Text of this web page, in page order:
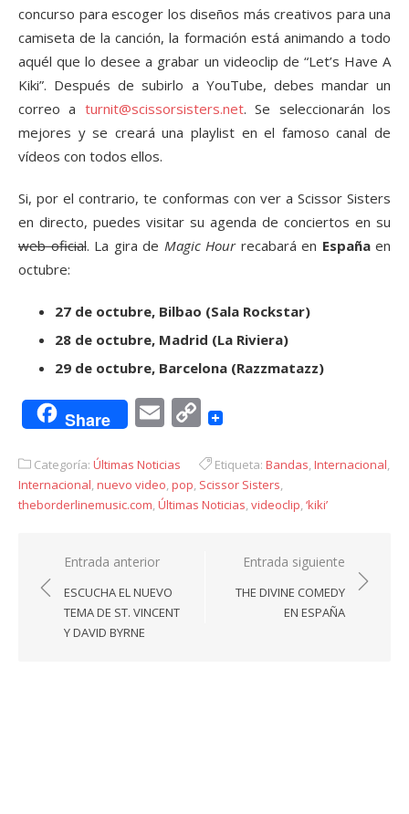
concurso para escoger los diseños más creativos para una
camiseta de la canción, la formación está animando a todo
aquél que lo desee a grabar un videoclip de “Let’s Have A
Kiki”. Después de subirlo a YouTube, debes mandar un
correo a turnit@scissorsisters.net. Se seleccionarán los
mejores y se creará una playlist en el famoso canal de
vídeos con todos ellos.
Si, por el contrario, te conformas con ver a Scissor Sisters
en directo, puedes visitar su agenda de conciertos en su
web oficial. La gira de Magic Hourrecabará en España en
octubre:
27 de octubre, Bilbao (Sala Rockstar)
28 de octubre, Madrid (La Riviera)
29 de octubre, Barcelona (Razzmatazz)
Share EmailCopy
Categoría: Últimas Noticias Etiqueta: Bandas,Internacional,
Internacional,nuevo video,pop, Scissor Sisters,
theborderlinemusic.com,Últimas Noticias,videoclip,‘kiki’
Navegación
de
entradas
Entrada anterior
ESCUCHA EL NUEVO
TEMA DE ST. VINCENT
Y DAVID BYRNE
Entrada siguiente
THE DIVINE COMEDY
EN ESPAÑA